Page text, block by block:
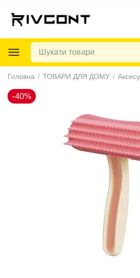
Головна / ТОВАРИ ДЛЯ ДОМУ /